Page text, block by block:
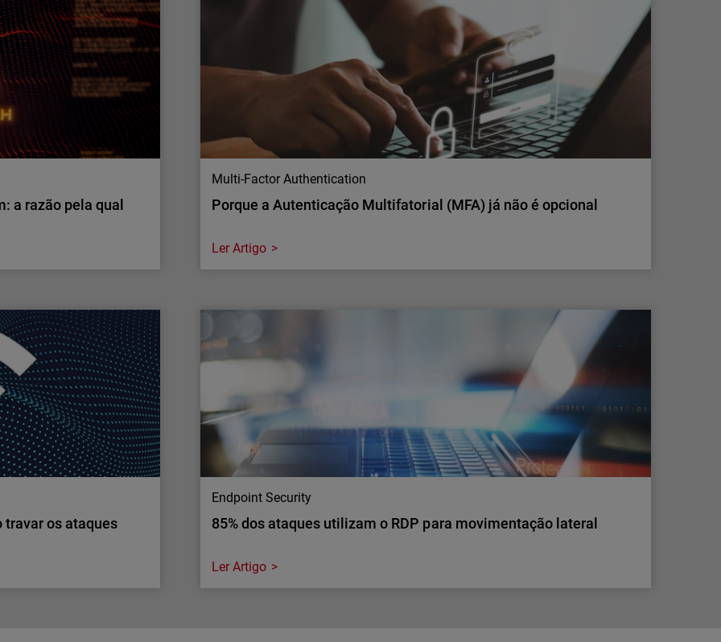
de serviços geridos (MSPs), anunciou hoje
novos investimentos em IA de fronteira para
segurança de aplicações, alargando o acesso
a capacidades avançadas tanto da OpenAI
como da Anthropic. Ao contrário de…
cibersegurança unificada para fornecedores
de serviços geridos (MSPs), anunciou hoje
novos investimentos em IA de fronteira para
segurança de aplicações, alargando o acesso
a capacidades avançadas tanto da OpenAI
como da…
a razão pela qual
a razão pela qual
muitas violações de
inadvertidamente
Multi-Factor Authentication
Porque a Autenticação Multifatorial (MFA) já não é opcional
Porque a Autenticação Multifatorial (MFA) já não é opcional
O roubo de credenciais continua a ser a forma mais direta de aceder a uma
rede corporativa. Porque falham tantas organizações na implementação
Ler Artigo
travar os ataques
Endpoint Security
85% dos ataques utilizam o RDP para movimentação lateral
Ler Artigo